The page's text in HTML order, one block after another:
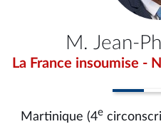
M. Jean-
La France insoumise -
Martinique (4e